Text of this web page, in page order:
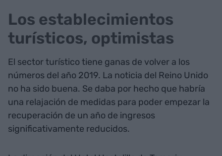
Los establecimientos
turísticos, optimistas
El sector turístico tiene ganas de volver a los
números del año 2019. La noticia del Reino Unido
no ha sido buena. Se daba por hecho que habría
una relajación de medidas para poder empezar la
recuperación de un año de ingresos
significativamente reducidos.